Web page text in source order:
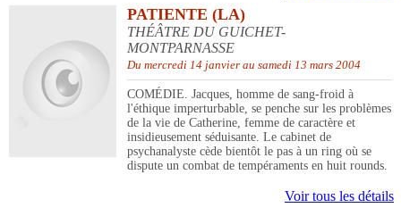
PATIENTE (LA)
THÉÂTRE DU GUICHET-
MONTPARNASSE
Du mercredi 14 janvier au samedi 13 mars 2004
COMÉDIE. Jacques, homme de sang-froid à
l'éthique imperturbable, se penche sur les problèmes
de la vie de Catherine, femme de caractère et
insidieusement séduisante. Le cabinet de
psychanalyste cède bientôt le pas à un ring où se
dispute un combat de tempéraments en huit rounds.
Voir tous les détails